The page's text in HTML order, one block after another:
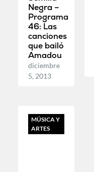
Negra –
Programa
46: Las
canciones
que bailó
Amadou
diciembre
5, 2013
MÚSICA Y
ARTES